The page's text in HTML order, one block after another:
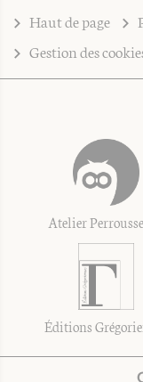
Haut de page
Gestion des
Atelier
Éditions